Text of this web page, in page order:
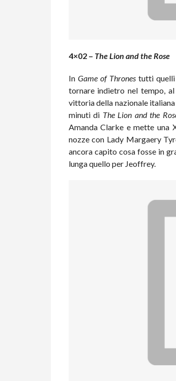
4×02 – The Lion and the Rose
In Game of Thrones tutti quelli
tornare indietro nel tempo,
vittoria della nazionale
minuti di The Lion and the
Amanda Clarke e mette una
nozze con Lady Margaery
ancora capito cosa fosse in
lunga quello per Jeoffrey.